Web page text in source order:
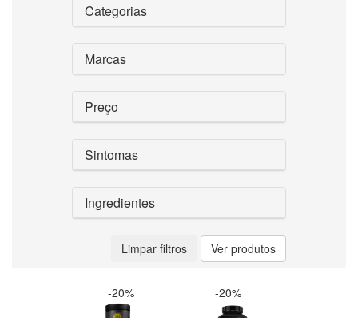
Categorias
Marcas
Preço
Sintomas
Ingredientes
Limpar filtros Ver produtos
-20% -20%